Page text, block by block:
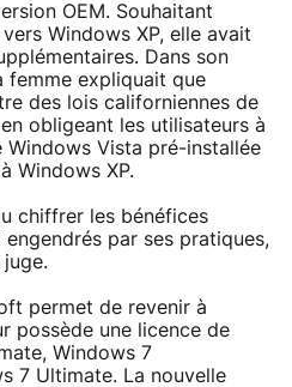
OEM. Souhaitant
Windows XP, elle avait
Dans son
femme expliquait que
des lois californiennes de
obligeant les utilisateurs à
Vista pré-installée
Windows XP.
chiffrer les bénéfices
par ses pratiques,
permet de revenir à
possède une licence de
Windows 7
7 Ultimate. La nouvelle